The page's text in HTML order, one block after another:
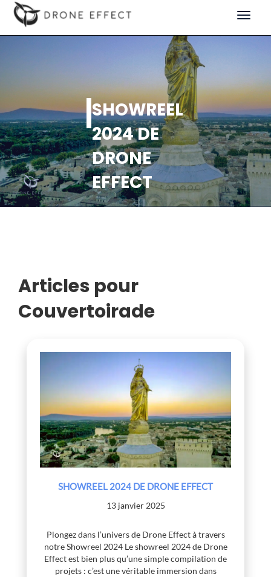
Toggle
SHOWREEL
2024 DE
DRONE
EFFECT
Articles pour
Couvertoirade
SHOWREEL 2024 DE DRONE EFFECT
13 janvier 2025
Plongez dans l’univers de Drone Effect à travers
notre Showreel 2024 Le showreel 2024 de Drone
Effect est bien plus qu’une simple compilation de
projets : c’est une véritable immersion dans